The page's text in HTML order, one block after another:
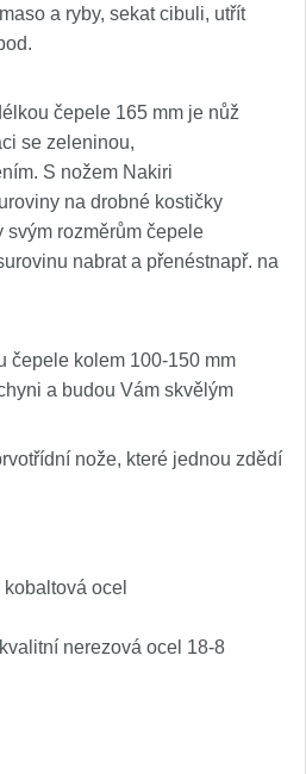
a ryby, sekat cibuli, utřít
čepele 165 mm je nůž
se zeleninou,
S nožem Nakiri
na drobné kostičky
svým rozměrům čepele
nabrat a přenéstnapř. na
čepele kolem 100-150 mm
a budou Vám skvělým
nože, které jednou zdědí
ocel
nerezová ocel 18-8